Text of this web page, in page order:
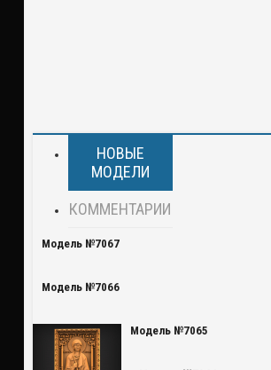
НОВЫЕ
МОДЕЛИ
КОММЕНТАРИИ
Модель №7067
Модель №7066
Модель №7065